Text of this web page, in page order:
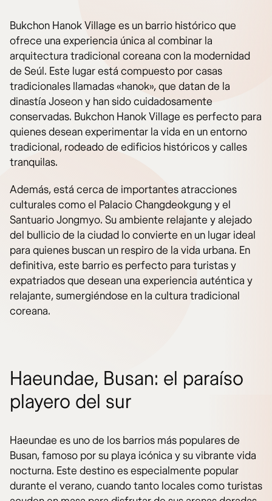
Bukchon Hanok Village es un barrio histórico que
ofrece una experiencia única al combinar la
arquitectura tradicional coreana con la modernidad
de Seúl. Este lugar está compuesto por casas
tradicionales llamadas «hanok», que datan de la
dinastía Joseon y han sido cuidadosamente
conservadas. Bukchon Hanok Village es perfecto para
quienes desean experimentar la vida en un entorno
tradicional, rodeado de edificios históricos y calles
tranquilas.
Además, está cerca de importantes atracciones
culturales como el Palacio Changdeokgung y el
Santuario Jongmyo. Su ambiente relajante y alejado
del bullicio de la ciudad lo convierte en un lugar ideal
para quienes buscan un respiro de la vida urbana. En
definitiva, este barrio es perfecto para turistas y
expatriados que desean una experiencia auténtica y
relajante, sumergiéndose en la cultura tradicional
coreana.
Haeundae, Busan: el paraíso
playero del sur
Haeundae es uno de los barrios más populares de
Busan, famoso por su playa icónica y su vibrante vida
nocturna. Este destino es especialmente popular
durante el verano, cuando tanto locales como turistas